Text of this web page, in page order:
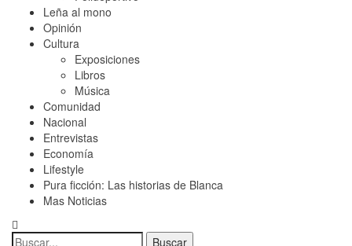
Leña al mono
Opinión
Cultura
Exposiciones
Libros
Música
Comunidad
Nacional
Entrevistas
Economía
Lifestyle
Pura ficción: Las historias de Blanca
Mas Noticias